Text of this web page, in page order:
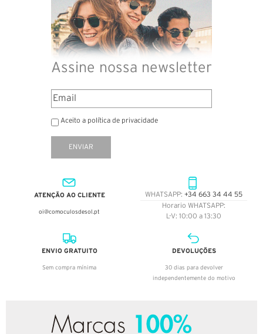
Assine nossa newsletter
Aceito a política de privacidade
ENVIAR
ATENÇÃO AO CLIENTE
oi@comoculosdesol.pt
WHATSAPP: +34 663 34 44 55
Horario WHATSAPP:
L-V: 10:00 a 13:30
ENVIO GRATUITO
Sem compra mínima
DEVOLUÇÕES
30 dias para devolver
independentemente do motivo